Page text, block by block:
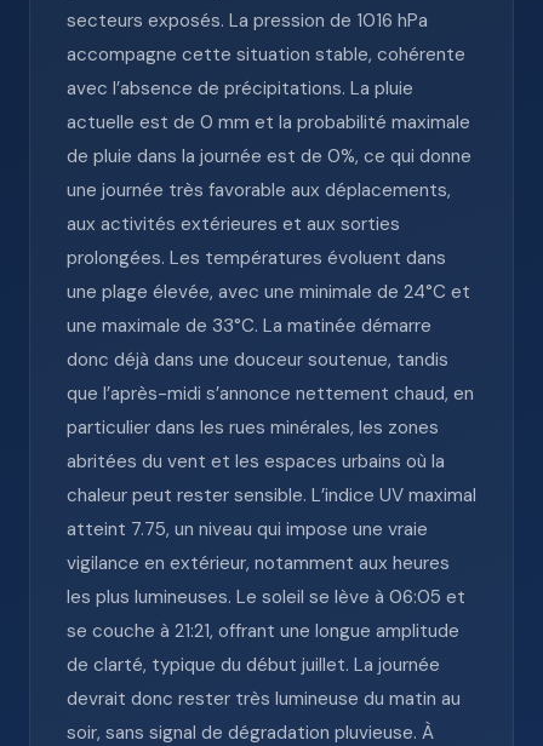
secteurs exposés. La pression de 1016 hPa
accompagne cette situation stable, cohérente
avec l’absence de précipitations. La pluie
actuelle est de 0 mm et la probabilité maximale
de pluie dans la journée est de 0%, ce qui donne
une journée très favorable aux déplacements,
aux activités extérieures et aux sorties
prolongées. Les températures évoluent dans
une plage élevée, avec une minimale de 24°C et
une maximale de 33°C. La matinée démarre
donc déjà dans une douceur soutenue, tandis
que l’après-midi s’annonce nettement chaud, en
particulier dans les rues minérales, les zones
abritées du vent et les espaces urbains où la
chaleur peut rester sensible. L’indice UV maximal
atteint 7.75, un niveau qui impose une vraie
vigilance en extérieur, notamment aux heures
les plus lumineuses. Le soleil se lève à 06:05 et
se couche à 21:21, offrant une longue amplitude
de clarté, typique du début juillet. La journée
devrait donc rester très lumineuse du matin au
soir, sans signal de dégradation pluvieuse. À